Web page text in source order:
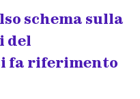
schema sulla
del
fa riferimento